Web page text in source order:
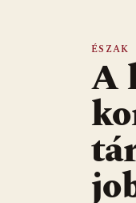
ÉSZAK
A